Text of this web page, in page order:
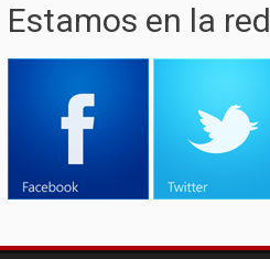
Estamos en la red